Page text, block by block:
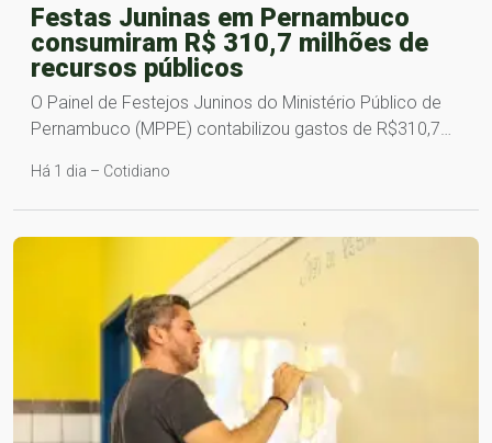
Festas Juninas em Pernambuco
consumiram R$ 310,7 milhões de
recursos públicos
O Painel de Festejos Juninos do Ministério Público de
Pernambuco (MPPE) contabilizou gastos de R$310,7…
Há 1 dia – Cotidiano